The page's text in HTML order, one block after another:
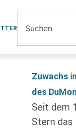
Zuwachs
des
Seit dem
Stern